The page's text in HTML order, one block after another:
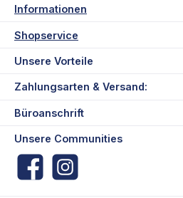
Informationen
Shopservice
Unsere Vorteile
Unsere Communities
FacebookInstagram
Zahlungsarten & Versand:
Büroanschrift